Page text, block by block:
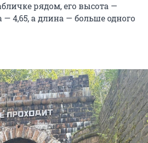
рядом, его высота —
— 4,65, а длина — больше одного